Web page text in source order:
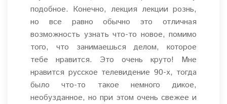
подобное. Конечно, лекция лекции рознь,
но все равно обычно это отличная
возможность узнать что-то новое, помимо
того, что занимаешься делом, которое
тебе нравится. Это очень круто! Мне
нравится русское телевидение 90-х, тогда
было что-то такое немного дикое,
необузданное, но при этом очень свежее и